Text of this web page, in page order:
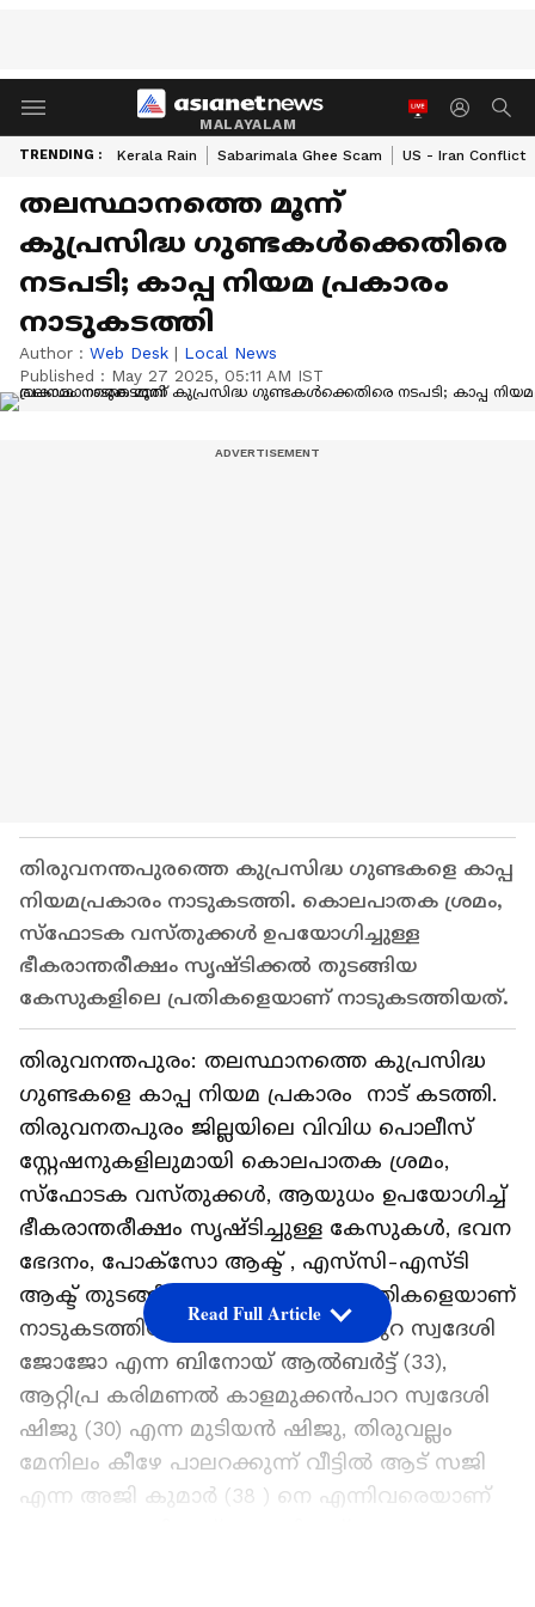
MALAYALAM
TRENDING : Kerala Rain Sabarimala Ghee Scam US - Iran Conflict
തലസ്ഥാനത്തെ മൂന്ന്
കുപ്രസിദ്ധ ഗുണ്ടകൾക്കെതിരെ
നടപടി; കാപ്പ നിയമ പ്രകാരം
നാടുകടത്തി
Author : Web Desk | Local News
Published : May 27 2025, 05:11 AM IST
തിരുവനന്തപുരത്തെ കുപ്രസിദ്ധ ഗുണ്ടകളെ കാപ്പ
നിയമപ്രകാരം നാടുകടത്തി. കൊലപാതക ശ്രമം,
സ്ഫോടക വസ്തുക്കൾ ഉപയോഗിച്ചുള്ള
ഭീകരാന്തരീക്ഷം സൃഷ്ടിക്കൽ തുടങ്ങിയ
കേസുകളിലെ പ്രതികളെയാണ് നാടുകടത്തിയത്.
തിരുവനന്തപുരം: തലസ്ഥാനത്തെ കുപ്രസിദ്ധ
ഗുണ്ടകളെ കാപ്പ നിയമ പ്രകാരം നാട് കടത്തി.
തിരുവനതപുരം ജില്ലയിലെ വിവിധ പൊലീസ്
സ്റ്റേഷനുകളിലുമായി കൊലപാതക ശ്രമം,
സ്ഫോടക വസ്തുക്കൾ, ആയുധം ഉപയോഗിച്ച്
ഭീകരാന്തരീക്ഷം സൃഷ്ടിച്ചുള്ള കേസുകൾ, ഭവന
ഭേദനം, പോക്‌സോ ആക്ട് , എസ്‌സി-എസ്ടി
ആക്ട് തുടങ്ങിയ കേസുകളിലെ പ്രതികളെയാണ്
നാടുകടത്തിയത്. ആറ്റിപ്ര പളളിത്തുറ സ്വദേശി
ജോജോ എന്ന ബിനോയ് ആൽബർട്ട് (33),
ആറ്റിപ്ര കരിമണൽ കാളമുക്കൻപാറ സ്വദേശി
ഷിജു (30) എന്ന മുടിയൻ ഷിജു, തിരുവല്ലം
മേനിലം കീഴേ പാലറക്കുന്ന് വീട്ടിൽ ആട് സജി
എന്ന അജി കുമാർ (38 ) നെ എന്നിവരെയാണ്
Read Full Article